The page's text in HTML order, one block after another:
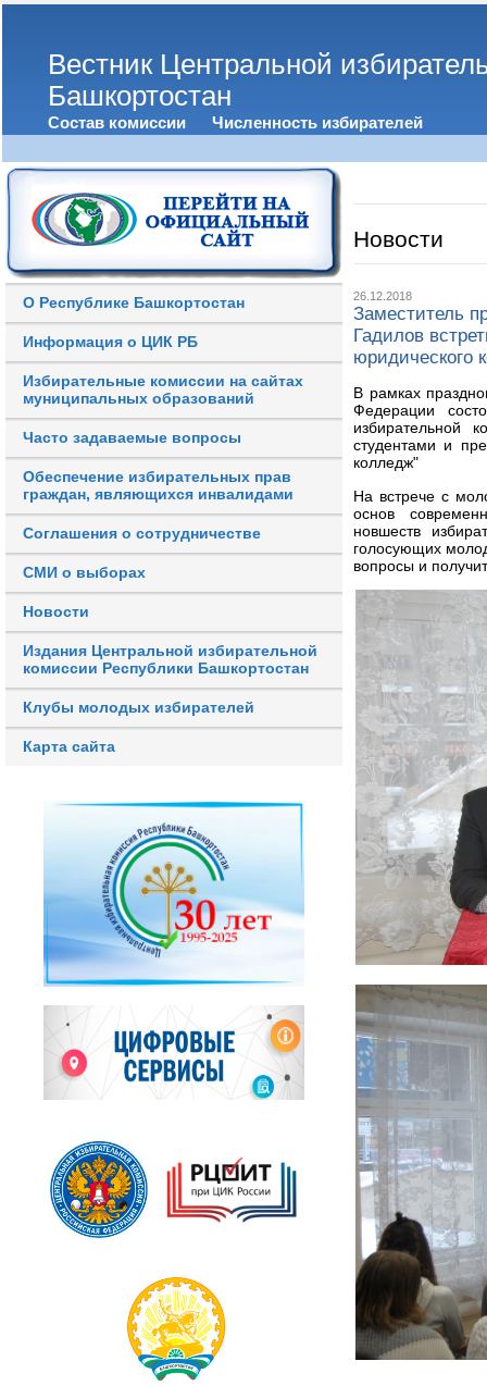
Вестник Центральной
Башкортостан
Состав комиссии Численность избирателей
О Республике Башкортостан
Информация о ЦИК РБ
Избирательные комиссии на сайтах
муниципальных образований
Часто задаваемые вопросы
Обеспечение избирательных прав
граждан, являющихся инвалидами
Соглашения о сотрудничестве
СМИ о выборах
Новости
Издания Центральной избирательной
комиссии Республики Башкортостан
Клубы молодых избирателей
Карта сайта
Новости
26.12.2018
Заместитель
Гадилов
юридического
В рамках
Федерации
избирательной
студентами и
колледж"
На встрече с
основ
новшеств
голосующих
вопросы и